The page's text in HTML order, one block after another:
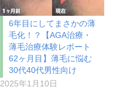
6年目にしてまさかの薄
毛化！？【AGA治療・
薄毛治療体験レポート
62ヶ月目】薄毛に悩む
30代40代男性向け
2025年1月10日